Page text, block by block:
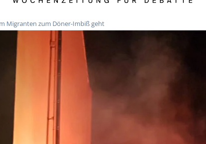
Migranten zum Döner-Imbiß geht